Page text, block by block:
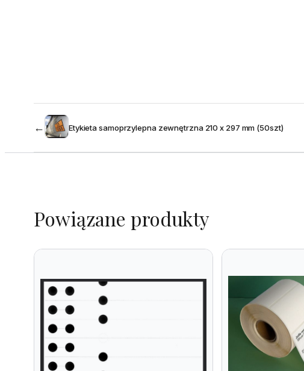
← Etykieta samoprzylepna zewnętrzna 210 x 297 mm (50szt)
Powiązane produkty